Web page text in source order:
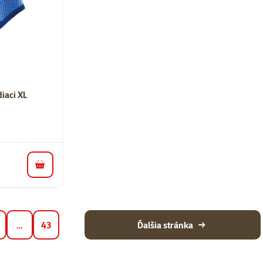
XL
do košíka
… 43 Ďalšia stránka